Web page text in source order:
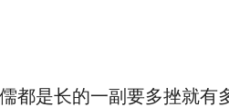
是长的一副要多挫就有